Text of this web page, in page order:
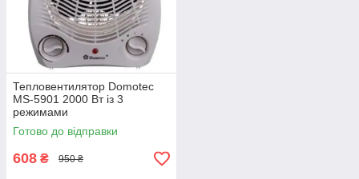
Тепловентилятор Domotec
MS-5901 2000 Вт із 3
режимами
Готово до відправки
608 ₴ 950 ₴